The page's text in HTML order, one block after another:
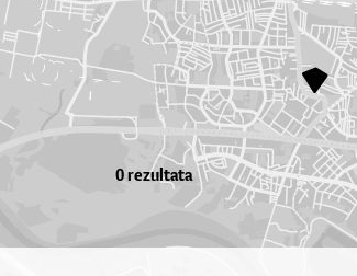
0 rezultata